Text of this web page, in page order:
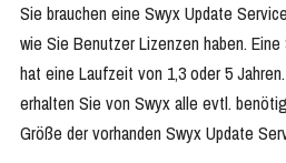
Sie brauchen eine Swyx Update
wie Sie Benutzer Lizenzen haben.
hat eine Laufzeit von 1,3 oder 5
erhalten Sie von Swyx alle evtl.
Größe der vorhanden Swyx Update